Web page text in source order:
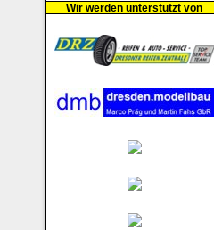
Wir werden unterstützt von